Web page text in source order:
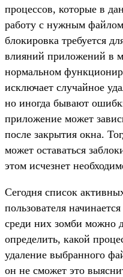
процессов, которые в
работу с нужным
блокировка требуется
влияний приложений в
нормальном
исключает случайное
но иногда бывают
приложение может
после закрытия окна.
может оставаться
этом исчезнет
Сегодня список
пользователя
среди них зомби можно
определить, какой
удаление выбранного
он не сможет это